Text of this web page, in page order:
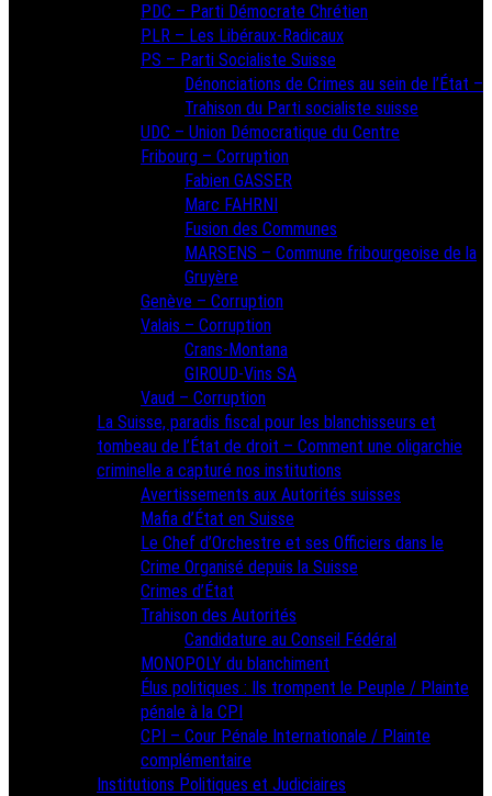
PDC – Parti Démocrate Chrétien
PLR – Les Libéraux-Radicaux
PS – Parti Socialiste Suisse
Dénonciations de Crimes au sein de l’État –
Trahison du Parti socialiste suisse
UDC – Union Démocratique du Centre
Fribourg – Corruption
Fabien GASSER
Marc FAHRNI
Fusion des Communes
MARSENS – Commune fribourgeoise de la
Gruyère
Genève – Corruption
Valais – Corruption
Crans-Montana
GIROUD-Vins SA
Vaud – Corruption
La Suisse, paradis fiscal pour les blanchisseurs et
tombeau de l’État de droit – Comment une oligarchie
criminelle a capturé nos institutions
Avertissements aux Autorités suisses
Mafia d’État en Suisse
Le Chef d’Orchestre et ses Officiers dans le
Crime Organisé depuis la Suisse
Crimes d’État
Trahison des Autorités
Candidature au Conseil Fédéral
MONOPOLY du blanchiment
Élus politiques : Ils trompent le Peuple / Plainte
pénale à la CPI
CPI – Cour Pénale Internationale / Plainte
complémentaire
Institutions Politiques et Judiciaires